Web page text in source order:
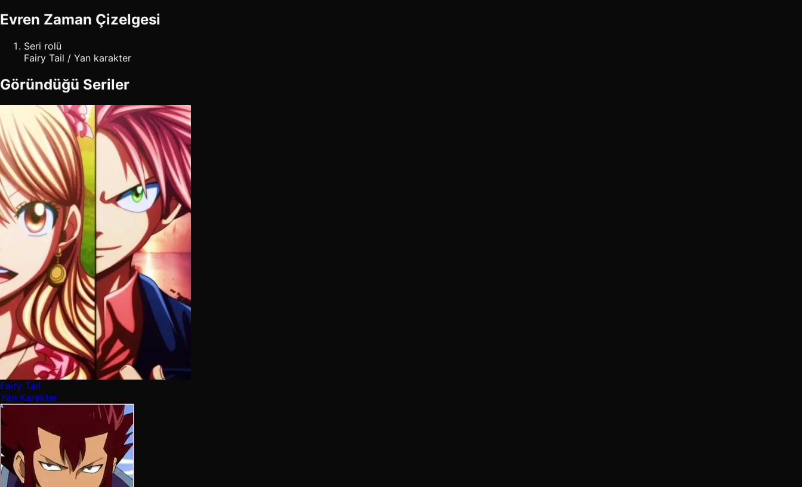
Evren Zaman Çizelgesi
Seri rolü
Fairy Tail / Yan karakter
Göründüğü Seriler
Fairy Tail
Yan Karakter